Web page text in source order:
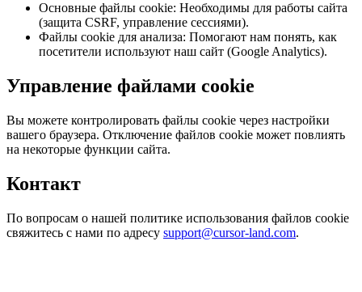
Основные файлы cookie: Необходимы для работы сайта
(защита CSRF, управление сессиями).
Файлы cookie для анализа: Помогают нам понять, как
посетители используют наш сайт (Google Analytics).
Управление файлами cookie
Вы можете контролировать файлы cookie через настройки
вашего браузера. Отключение файлов cookie может повлиять
на некоторые функции сайта.
Контакт
По вопросам о нашей политике использования файлов cookie
свяжитесь с нами по адресу support@cursor-land.com.